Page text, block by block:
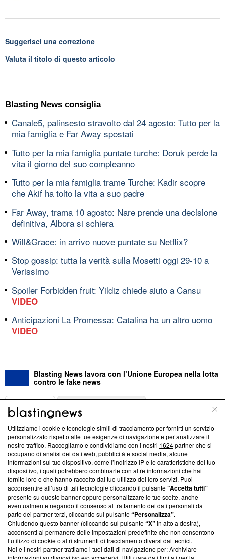
Suggerisci una correzione
Valuta il titolo di questo articolo
Blasting News consiglia
Canale5, palinsesto stravolto dal 24 agosto: Tutto per la
mia famiglia e Far Away spostati
Tutto per la mia famiglia puntate turche: Doruk perde la
vita il giorno del suo compleanno
Tutto per la mia famiglia trame Turche: Kadir scopre
che Akif ha tolto la vita a suo padre
Far Away, trama 10 agosto: Nare prende una decisione
definitiva, Albora si schiera
Will&Grace: in arrivo nuove puntate su Netflix?
Stop gossip: tutta la verità sulla Mosetti oggi 29-10 a
Verissimo
Spoiler Forbidden fruit: Yildiz chiede aiuto a Cansu
VIDEO
Anticipazioni La Promessa: Catalina ha un altro uomo
VIDEO
Blasting News lavora con l’Unione Europea nella lotta
contro le fake news
ABOUT
Questa sezione offre informazioni trasparenti su Blasting
News, sui nostri processi editoriali e su come ci impegniamo a
creare news di qualità. Inoltre, afferma la nostra aderenza a
‘Trust Project - News with Integrity’Blasting News non è
ancora membro del programma, ma ha richiesto di farne
parte; Trust Project non ha ancora effettuato una verifica di
conformità agli standard.
Su di noi
Team editoriale
Corporate
Utilizziamo i cookie e tecnologie simili di tracciamento per fornirti un servizio
personalizzato rispetto alle tue esigenze di navigazione e per analizzare il
nostro traffico. Raccogliamo e condividiamo con i nostri 1624partner che si
occupano di analisi dei dati web, pubblicità e social media, alcune
informazioni sul tuo dispositivo, come l’indirizzo IP e le caratteristiche del tuo
dispositivo, i quali potrebbero combinarle con altre informazioni che hai
fornito loro o che hanno raccolto dal tuo utilizzo dei loro servizi. Puoi
acconsentire all’uso di tali tecnologie cliccando il pulsante“Accetta tutti”
presente su questo banner oppure personalizzare le tue scelte, anche
eventualmente negando il consenso al trattamento dei dati personali da
parte dei partner terzi, cliccando sul pulsante“Personalizza”.
Chiudendo questo banner (cliccando sul pulsante“X”in alto a destra),
acconsenti al permanere delle impostazioni predefinite che non consentono
l’utilizzo di cookie o altri strumenti di tracciamento diversi dai tecnici.
Noi e i nostri partner trattiamo i tuoi dati di navigazione per: Archiviare